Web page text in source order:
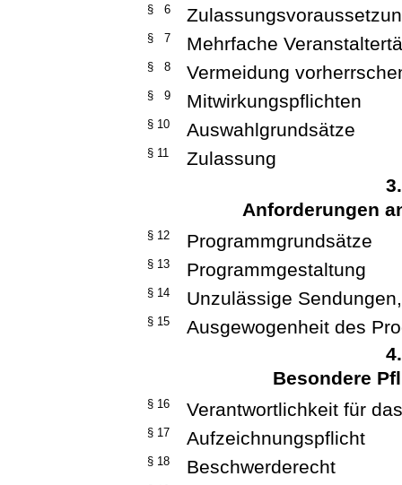
§ 6
§ 7 Mehrfache
§ 8 Vermeidung
§ 9 Mitwirkungspflichten
§ 10 Auswahlgrundsätze
§ 11
Zulassung
Anforderungen
§ 12 Programmgrundsätze
§ 13 Programmgestaltung
§ 14 Unzulässige
§ 15
Ausgewogenheit des
Besondere
§ 16 Verantwortlichkeit für
§ 17 Aufzeichnungspflicht
§ 18 Beschwerderecht